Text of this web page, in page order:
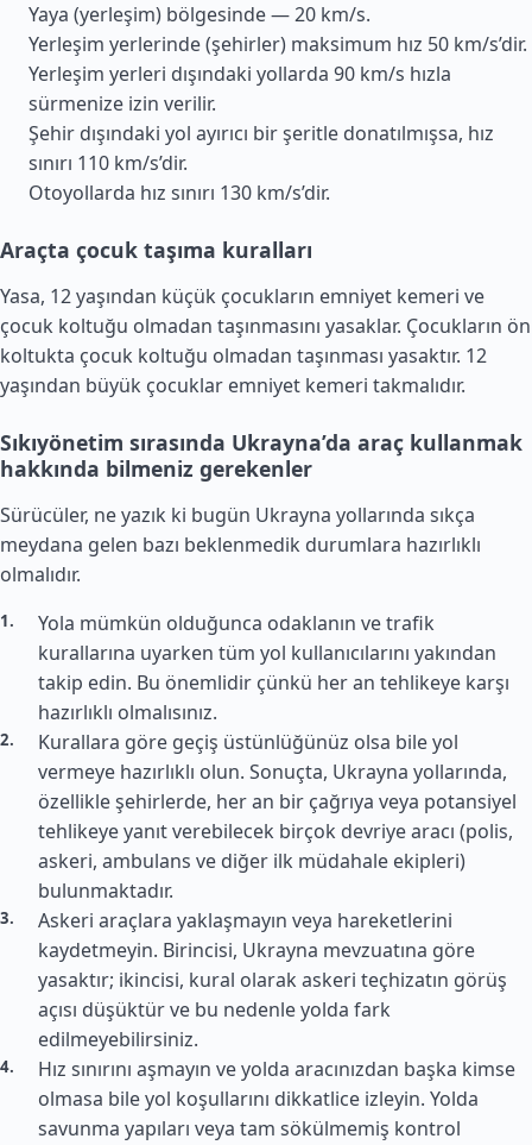
Yaya (yerleşim) bölgesinde — 20 km/s.
Yerleşim yerlerinde (şehirler) maksimum hız 50 km/s’dir.
Yerleşim yerleri dışındaki yollarda 90 km/s hızla
sürmenize izin verilir.
Şehir dışındaki yol ayırıcı bir şeritle donatılmışsa, hız
sınırı 110 km/s’dir.
Otoyollarda hız sınırı 130 km/s’dir.
Araçta çocuk taşıma kuralları
Yasa, 12 yaşından küçük çocukların emniyet kemeri ve
çocuk koltuğu olmadan taşınmasını yasaklar. Çocukların ön
koltukta çocuk koltuğu olmadan taşınması yasaktır. 12
yaşından büyük çocuklar emniyet kemeri takmalıdır.
Sıkıyönetim sırasında Ukrayna’da araç kullanmak
hakkında bilmeniz gerekenler
Sürücüler, ne yazık ki bugün Ukrayna yollarında sıkça
meydana gelen bazı beklenmedik durumlara hazırlıklı
olmalıdır.
Yola mümkün olduğunca odaklanın ve trafik
kurallarına uyarken tüm yol kullanıcılarını yakından
takip edin. Bu önemlidir çünkü her an tehlikeye karşı
hazırlıklı olmalısınız.
Kurallara göre geçiş üstünlüğünüz olsa bile yol
vermeye hazırlıklı olun. Sonuçta, Ukrayna yollarında,
özellikle şehirlerde, her an bir çağrıya veya potansiyel
tehlikeye yanıt verebilecek birçok devriye aracı (polis,
askeri, ambulans ve diğer ilk müdahale ekipleri)
bulunmaktadır.
Askeri araçlara yaklaşmayın veya hareketlerini
kaydetmeyin. Birincisi, Ukrayna mevzuatına göre
yasaktır; ikincisi, kural olarak askeri teçhizatın görüş
açısı düşüktür ve bu nedenle yolda fark
edilmeyebilirsiniz.
Hız sınırını aşmayın ve yolda aracınızdan başka kimse
olmasa bile yol koşullarını dikkatlice izleyin. Yolda
savunma yapıları veya tam sökülmemiş kontrol